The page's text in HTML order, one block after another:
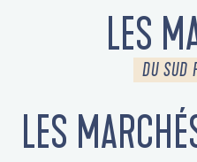
LES
DU SUD
LES